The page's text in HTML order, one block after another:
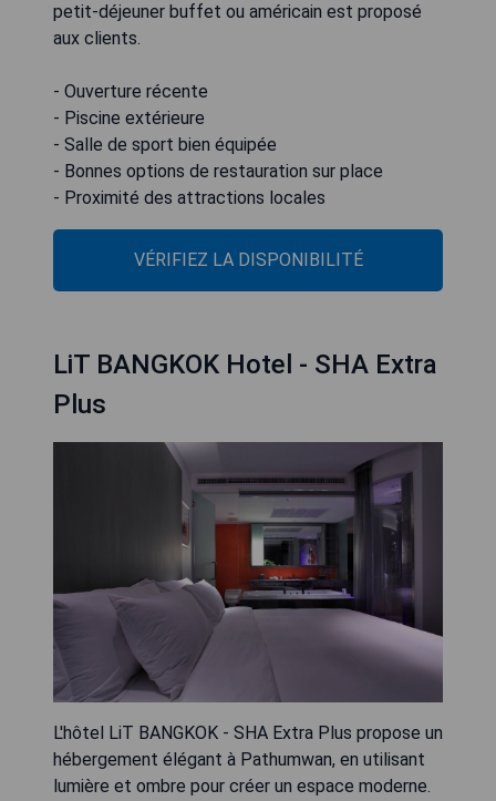
petit-déjeuner buffet ou américain est proposé
aux clients.
- Ouverture récente
- Piscine extérieure
- Salle de sport bien équipée
- Bonnes options de restauration sur place
- Proximité des attractions locales
VÉRIFIEZ LA DISPONIBILITÉ
LiT BANGKOK Hotel - SHA Extra
Plus
L'hôtel LiT BANGKOK - SHA Extra Plus propose un
hébergement élégant à Pathumwan, en utilisant
lumière et ombre pour créer un espace moderne.